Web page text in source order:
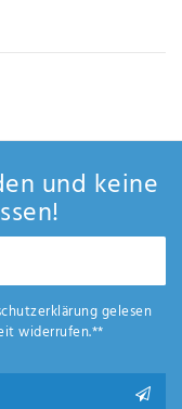
und keine
gelesen
widerrufen.**